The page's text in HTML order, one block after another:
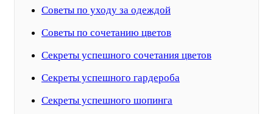
Советы по уходу за одеждой
Советы по сочетанию цветов
Секреты успешного сочетания цветов
Секреты успешного гардероба
Секреты успешного шопинга